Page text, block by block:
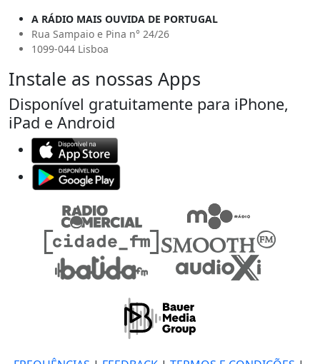
A RÁDIO MAIS OUVIDA DE PORTUGAL
Rua Sampaio e Pina n° 24/26
1099-044 Lisboa
Instale as nossas Apps
Disponível gratuitamente para iPhone,
iPad e Android